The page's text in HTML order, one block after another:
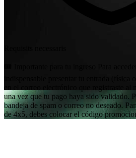
una vez que tu pago haya sido validado.
bandeja de spam o correo no deseado.
de 4x5, debes colocar el código